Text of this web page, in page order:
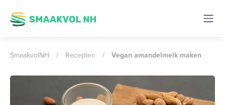
SmaakvolNH / Recepten / Vegan amandelmelk maken